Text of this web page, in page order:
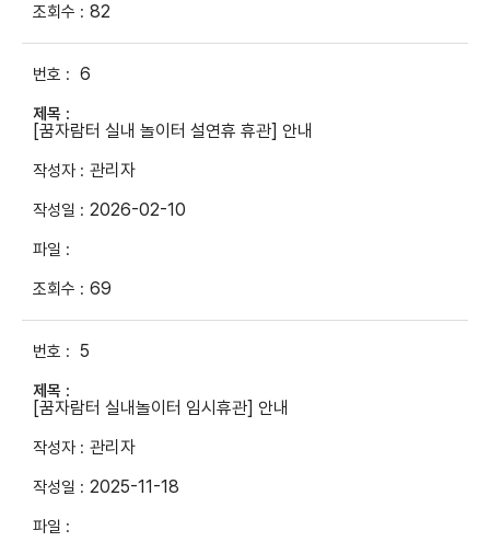
82
6
[꿈자람터 실내 놀이터 설연휴 휴관] 안내
관리자
2026-02-10
69
5
[꿈자람터 실내놀이터 임시휴관] 안내
관리자
2025-11-18